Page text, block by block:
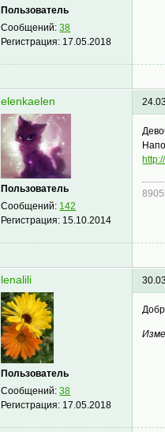
Пользователь
Сообщений:38
Регистрация: 17.05.2018
elenkaelen
Пользователь
Сообщений: 142
Регистрация: 15.10.2014
lenalili
Пользователь
Сообщений:38
Регистрация: 17.05.2018